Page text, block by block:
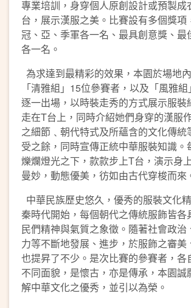
專業培訓，身穿個人原創設計或預製成
台，展示漢服之美。比賽設有多個獎項
冠、亞、季軍各一名、最具創意獎、最
各一名。
為求達到最精彩的效果，本園於場地
「清雅組」15位參賽者，以及「風雅
逐一出場，以時裝走秀的方式展示服裝
走在T台上，同時介紹她們身穿的漢服
之細節﹑朝代特式及所蘊含的文化傳統
受之餘，同時宣傳正統中華服裝知識。
爍爛燈光之下，款款步上T台，演示身
曼妙，動態優美，彷如由古代穿梭而來
中華民族歷史悠久，優秀的服裝文化
秦時代開始，每個朝代之傳統服飾皆各
民們精神與氣質之象徵。隨著社會政治
力等不斷地發展、進步，於服飾之審美
也提昇了不少。是次比賽的參賽者，各
不同面貌，是懷古，亦是傳承，本園誠
解中華文化之優秀，並引以為榮。